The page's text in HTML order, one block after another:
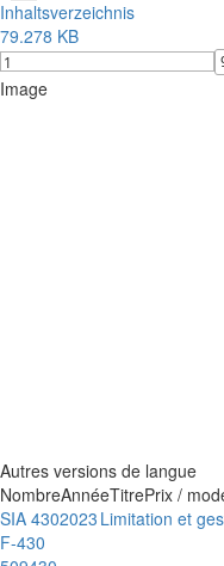
Inhaltsverzeichnis
79.278 KB
Image
Autres versions de langue
NombreAnnéeTitrePrix /
SIA 430
F-430
2023 Limitation et